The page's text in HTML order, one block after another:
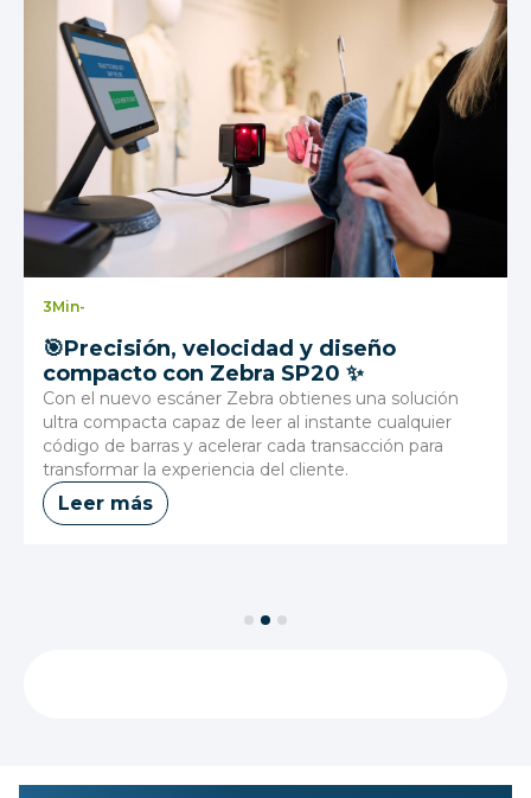
3Min-
🎯Precisión, velocidad y diseño
compacto con Zebra SP20 ✨
Con el nuevo escáner Zebra obtienes una solución
ultra compacta capaz de leer al instante cualquier
código de barras y acelerar cada transacción para
transformar la experiencia del cliente.
Leer más